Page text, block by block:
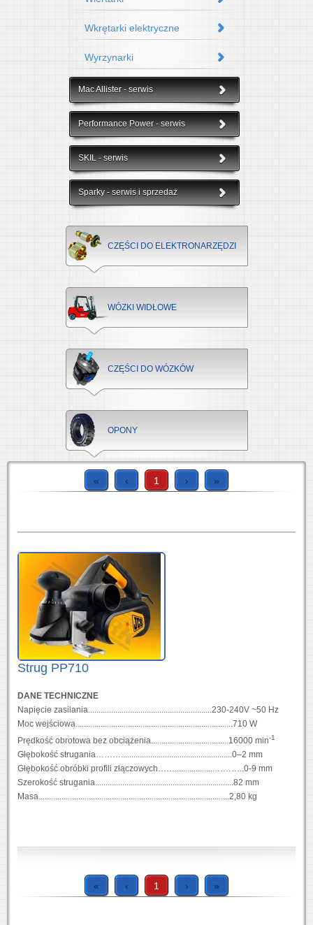
Wkrętarki elektryczne
Wyrzynarki
Mac Allister - serwis
Performance Power - serwis
SKIL - serwis
Sparky - serwis i sprzedaż
CZĘŚCI DO ELEKTRONARZĘDZI
WÓZKI WIDŁOWE
CZĘŚCI DO WÓZKÓW
OPONY
« ‹ 1 › »
Strug PP710
DANE TECHNICZNE
Napięcie zasilania...........................................................230-240V ~50 Hz
Moc wejściowa...........................................................................710 W
Prędkość obrotowa bez obciążenia.....................................16000 min-1
Głębokość strugania……….....................................................0–2 mm
Głębokość obróbki profili złączowych……...................………..0-9 mm
Szerokość strugania..................................................................82 mm
Masa...........................................................................................2,80 kg
« ‹ 1 › »